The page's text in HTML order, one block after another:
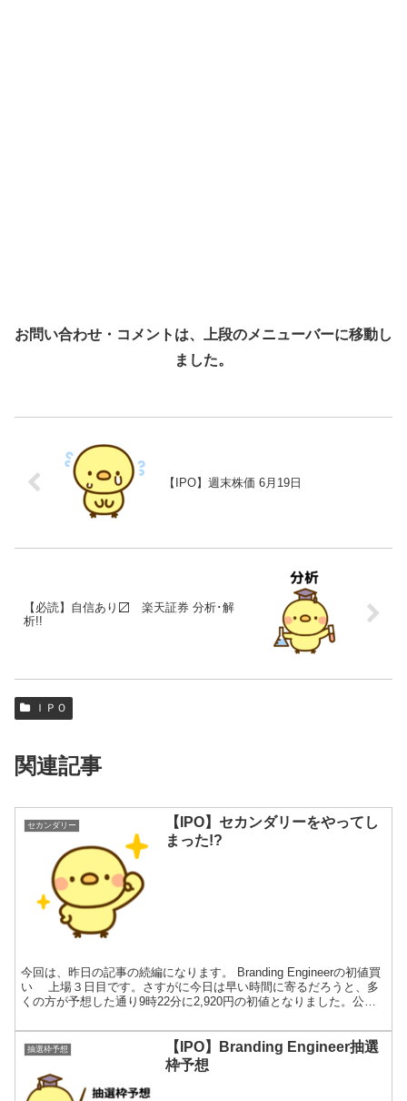
お問い合わせ・コメントは、上段のメニューバーに移動し
ました。
【IPO】週末株価 6月19日
【必読】自信あり〼 楽天証券 分析･解
析!!
ＩＰＯ
関連記事
セカンダリー
【IPO】セカンダリーをやってし
まった!?
今回は、昨日の記事の続編になります。 Branding Engineerの初値買
い 上場３日目です。さすがに今日は早い時間に寄るだろうと、多
くの方が予想した通り9時22分に2,920円の初値となりました。公募
抽選枠予想
【IPO】Branding Engineer抽選
枠予想